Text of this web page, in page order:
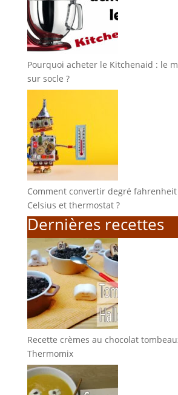
Pourquoi acheter le Kitchenaid : le
sur socle ?
Comment convertir degré
Celsius et thermostat ?
Dernières recettes
Recette crèmes au chocolat
Thermomix